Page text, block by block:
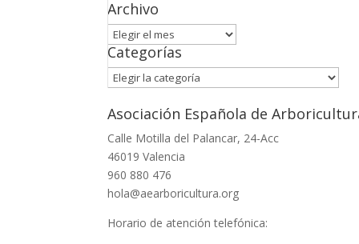
Archivo
Archivo
Categorías
Categorías
Asociación Española de
Calle Motilla del Palancar, 24-Acc
46019 Valencia
960 880 476
hola@aearboricultura.org
Horario de atención telefónica: